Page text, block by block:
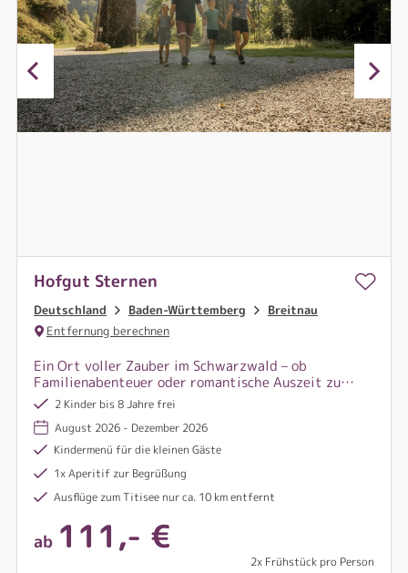
Hofgut Sternen
Deutschland Baden-Württemberg
Breitnau
Entfernung berechnen
Ein Ort voller Zauber im Schwarzwald – ob
Familienabenteuer oder romantische Auszeit zu
zweit: Hier beginnt eure besondere Zeit inmitten
von Natur, Genuss und unvergesslichen Momenten.
2 Kinder bis 8 Jahre frei
August 2026 - Dezember 2026
Kindermenü für die kleinen Gäste
1x Aperitif zur Begrüßung
Ausflüge zum Titisee nur ca. 10 km entfernt
ab 111,- €
2x Frühstück pro Person